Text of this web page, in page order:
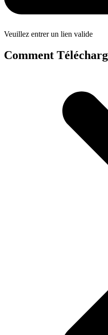
Veuillez entrer un lien valide
Comment